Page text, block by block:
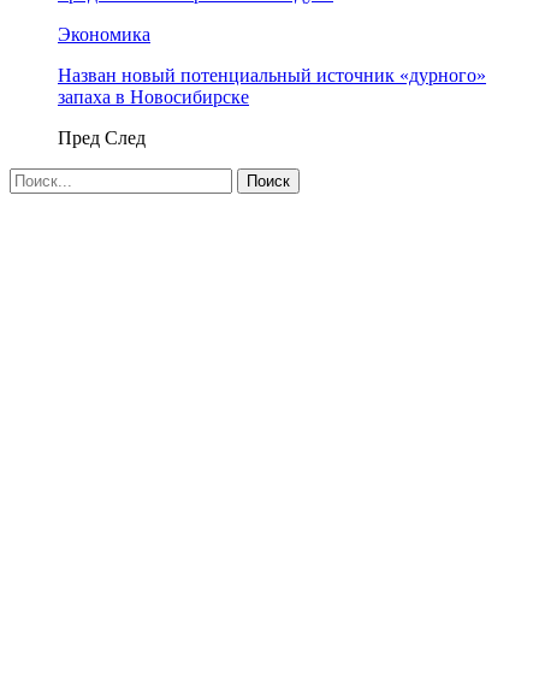
Экономика
Назван новый потенциальный источник «дурного»
запаха в Новосибирске
Пред След